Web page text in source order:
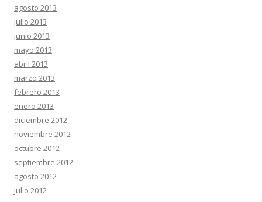
agosto 2013
julio 2013
junio 2013
mayo 2013
abril 2013
marzo 2013
febrero 2013
enero 2013
diciembre 2012
noviembre 2012
octubre 2012
septiembre 2012
agosto 2012
julio 2012